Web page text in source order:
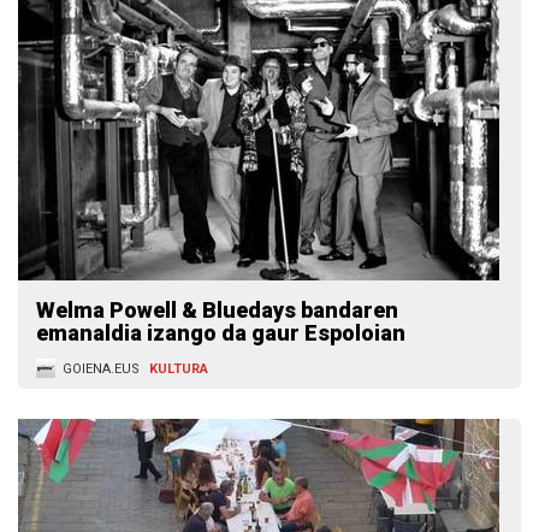
Welma Powell & Bluedays bandaren
emanaldia izango da gaur Espoloian
GOIENA.EUS KULTURA